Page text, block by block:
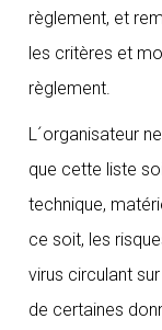
règlement, et
les critères et
règlement.
L´organisateur
que cette liste
technique,
ce soit, les
virus circulant
de certaines